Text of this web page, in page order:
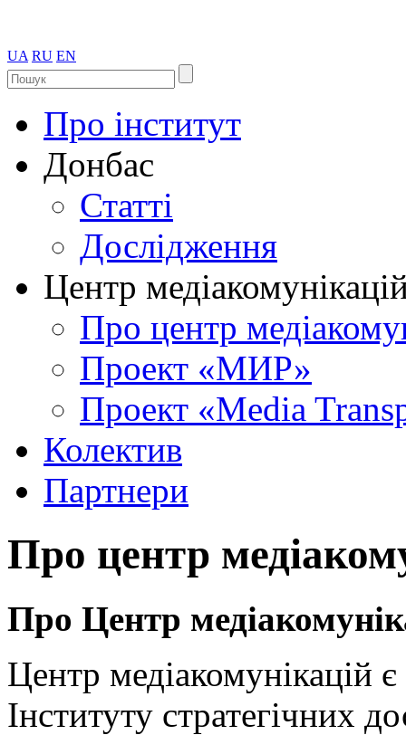
UA RU EN
Про інститут
Донбас
Статті
Дослідження
Центр
Про центр
Проект «МИР»
Проект «Media
Колектив
Партнери
Про центр
Про Центр
Центр медіакомунікацій
Інституту стратегічних